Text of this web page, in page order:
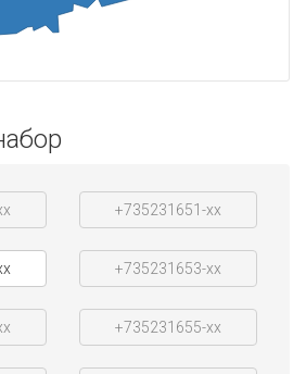
+735231651-xx
+735231653-xx
+735231655-xx